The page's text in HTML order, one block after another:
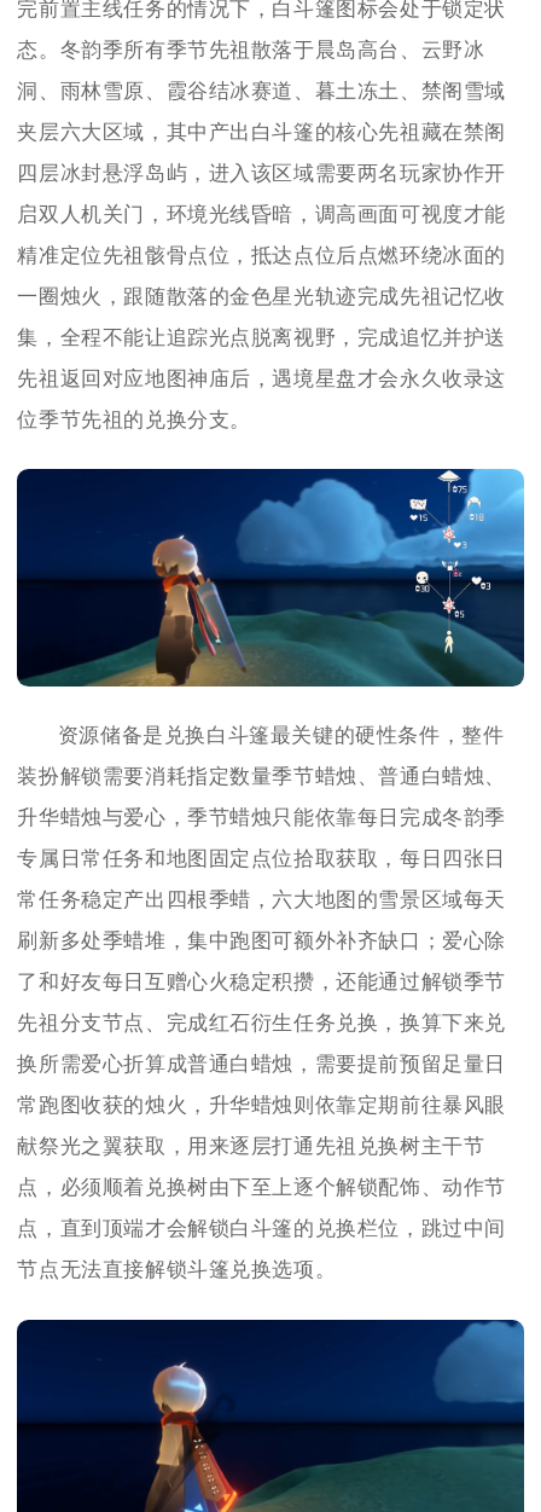
完前置主线任务的情况下，白斗篷图标会处于锁定状
态。冬韵季所有季节先祖散落于晨岛高台、云野冰
洞、雨林雪原、霞谷结冰赛道、暮土冻土、禁阁雪域
夹层六大区域，其中产出白斗篷的核心先祖藏在禁阁
四层冰封悬浮岛屿，进入该区域需要两名玩家协作开
启双人机关门，环境光线昏暗，调高画面可视度才能
精准定位先祖骸骨点位，抵达点位后点燃环绕冰面的
一圈烛火，跟随散落的金色星光轨迹完成先祖记忆收
集，全程不能让追踪光点脱离视野，完成追忆并护送
先祖返回对应地图神庙后，遇境星盘才会永久收录这
位季节先祖的兑换分支。
资源储备是兑换白斗篷最关键的硬性条件，整件
装扮解锁需要消耗指定数量季节蜡烛、普通白蜡烛、
升华蜡烛与爱心，季节蜡烛只能依靠每日完成冬韵季
专属日常任务和地图固定点位拾取获取，每日四张日
常任务稳定产出四根季蜡，六大地图的雪景区域每天
刷新多处季蜡堆，集中跑图可额外补齐缺口；爱心除
了和好友每日互赠心火稳定积攒，还能通过解锁季节
先祖分支节点、完成红石衍生任务兑换，换算下来兑
换所需爱心折算成普通白蜡烛，需要提前预留足量日
常跑图收获的烛火，升华蜡烛则依靠定期前往暴风眼
献祭光之翼获取，用来逐层打通先祖兑换树主干节
点，必须顺着兑换树由下至上逐个解锁配饰、动作节
点，直到顶端才会解锁白斗篷的兑换栏位，跳过中间
节点无法直接解锁斗篷兑换选项。